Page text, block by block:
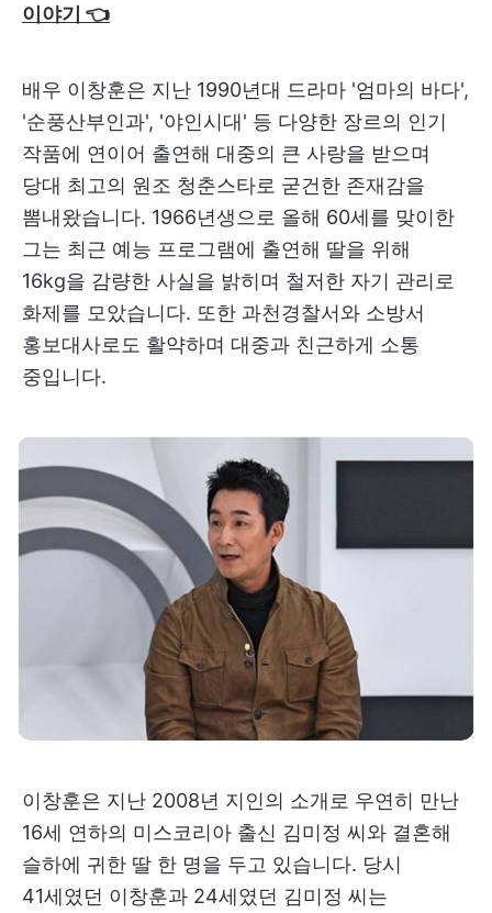
이야기 👈
배우 이창훈은 지난 1990년대 드라마 '엄마의 바다',
'순풍산부인과', '야인시대' 등 다양한 장르의 인기
작품에 연이어 출연해 대중의 큰 사랑을 받으며
당대 최고의 원조 청춘스타로 굳건한 존재감을
뽐내왔습니다. 1966년생으로 올해 60세를 맞이한
그는 최근 예능 프로그램에 출연해 딸을 위해
16kg을 감량한 사실을 밝히며 철저한 자기 관리로
화제를 모았습니다. 또한 과천경찰서와 소방서
홍보대사로도 활약하며 대중과 친근하게 소통
중입니다.
이창훈은 지난 2008년 지인의 소개로 우연히 만난
16세 연하의 미스코리아 출신 김미정 씨와 결혼해
슬하에 귀한 딸 한 명을 두고 있습니다. 당시
41세였던 이창훈과 24세였던 김미정 씨는